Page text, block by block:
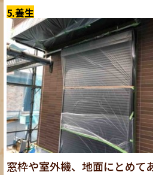
5.養生
窓枠や室外機、地面にとめて